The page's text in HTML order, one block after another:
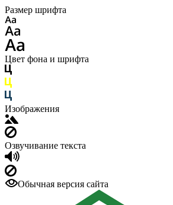
Размер шрифта
Цвет фона и шрифта
Изображения
Озвучивание текста
Обычная версия сайта